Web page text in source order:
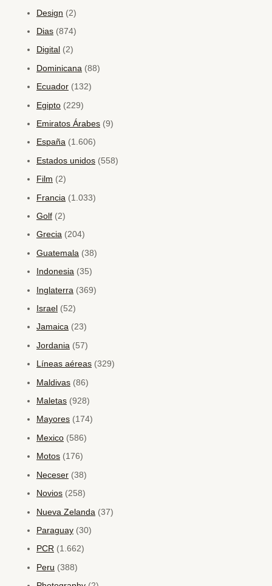
Design (2)
Dias (874)
Digital (2)
Dominicana (88)
Ecuador (132)
Egipto (229)
Emiratos Árabes (9)
España (1.606)
Estados unidos (558)
Film (2)
Francia (1.033)
Golf (2)
Grecia (204)
Guatemala (38)
Indonesia (35)
Inglaterra (369)
Israel (52)
Jamaica (23)
Jordania (57)
Líneas aéreas (329)
Maldivas (86)
Maletas (928)
Mayores (174)
Mexico (586)
Motos (176)
Neceser (38)
Novios (258)
Nueva Zelanda (37)
Paraguay (30)
PCR (1.662)
Peru (388)